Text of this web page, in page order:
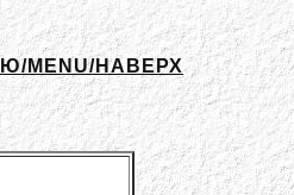
MENU/НАВЕРХ